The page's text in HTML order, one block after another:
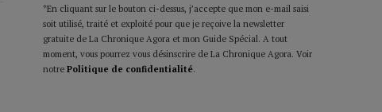
*En cliquant sur le bouton ci-dessus, j’accepte que mon e-mail saisi
soit utilisé, traité et exploité pour que je reçoive la newsletter
gratuite de La Chronique Agora et mon Guide Spécial. A tout
moment, vous pourrez vous désinscrire de La Chronique Agora. Voir
notre Politique de confidentialité.